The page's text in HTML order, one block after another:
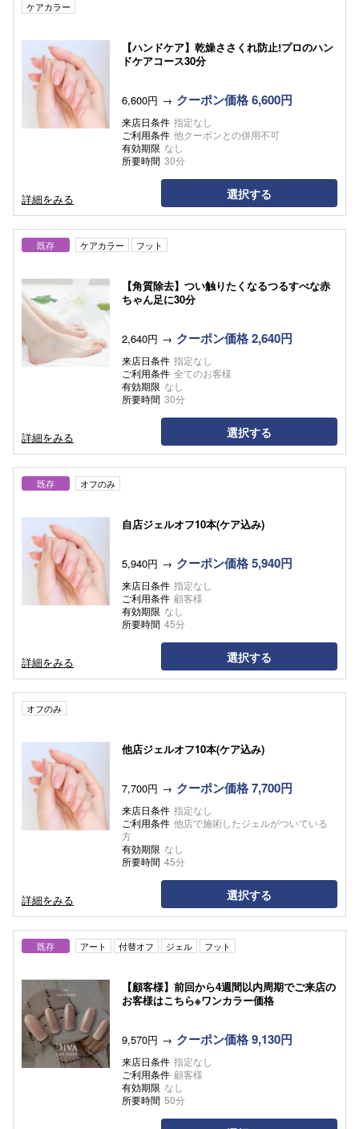
ケアカラー
【ハンドケア】乾燥ささくれ防止!プロのハン
ドケアコース30分
6,600円 クーポン価格 6,600円
来店日条件 指定なし
ご利用条件 他クーポンとの併用不可
有効期限 なし
所要時間 30分
詳細をみる 選択する
既存 ケアカラー フット
【角質除去】つい触りたくなるつるすべな赤
ちゃん足に30分
2,640円 クーポン価格 2,640円
来店日条件 指定なし
ご利用条件 全てのお客様
有効期限 なし
所要時間 30分
詳細をみる 選択する
既存 オフのみ
自店ジェルオフ10本(ケア込み)
5,940円 クーポン価格 5,940円
来店日条件 指定なし
ご利用条件 顧客様
有効期限 なし
所要時間 45分
詳細をみる 選択する
オフのみ
他店ジェルオフ10本(ケア込み)
7,700円 クーポン価格 7,700円
来店日条件 指定なし
ご利用条件 他店で施術したジェルがついている
方
有効期限 なし
所要時間 45分
詳細をみる 選択する
既存 アート 付替オフ ジェル フット
【顧客様】前回から4週間以内周期でご来店の
お客様はこちら※ワンカラー価格
9,570円 クーポン価格 9,130円
来店日条件 指定なし
ご利用条件 顧客様
有効期限 なし
所要時間 50分